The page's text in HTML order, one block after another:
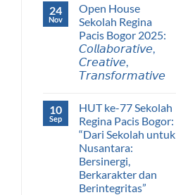
24
Nov
Open House
Sekolah Regina
Pacis Bogor 2025:
𝘊𝘰𝘭𝘭𝘢𝘣𝘰𝘳𝘢𝘵𝘪𝘷𝘦,
𝘊𝘳𝘦𝘢𝘵𝘪𝘷𝘦,
𝘛𝘳𝘢𝘯𝘴𝘧𝘰𝘳𝘮𝘢𝘵𝘪𝘷𝘦
10
Sep
HUT ke-77 Sekolah
Regina Pacis Bogor:
“Dari Sekolah untuk
Nusantara:
Bersinergi,
Berkarakter dan
Berintegritas”